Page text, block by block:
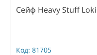
Сейф Heavy Stuff Loki
Код: 81705